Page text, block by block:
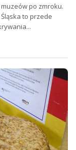
po zmroku.
to przede